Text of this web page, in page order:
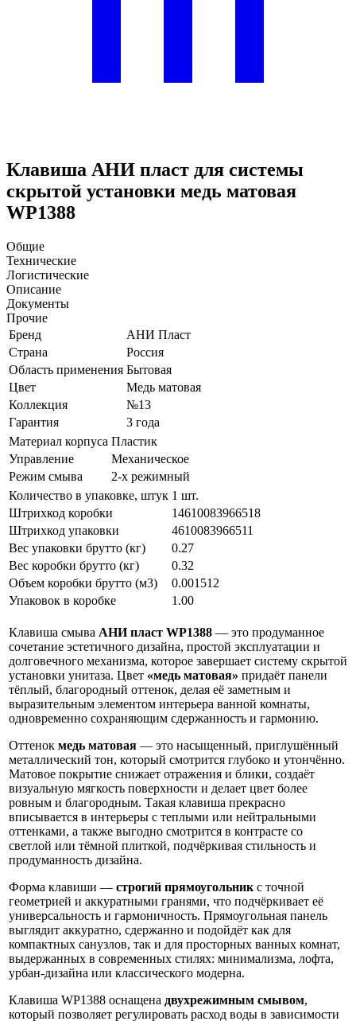
Клавиша АНИ пласт для системы
скрытой установки медь матовая
WP1388
Общие
Технические
Логистические
Описание
Документы
Прочие
Бренд
АНИ Пласт
Страна
Россия
Область применения Бытовая
Цвет
Медь матовая
Коллекция
№13
Гарантия
3 года
Материал корпуса Пластик
Управление
Механическое
Режим смыва
2-х режимный
Количество в упаковке, штук 1 шт.
Штрихкод коробки
14610083966518
Штрихкод упаковки
4610083966511
Вес упаковки брутто (кг)
0.27
Вес коробки брутто (кг)
0.32
Объем коробки брутто (м3)
0.001512
Упаковок в коробке
1.00
Клавиша смыва АНИ пласт WP1388 — это продуманное
сочетание эстетичного дизайна, простой эксплуатации и
долговечного механизма, которое завершает систему скрытой
установки унитаза. Цвет «медь матовая» придаёт панели
тёплый, благородный оттенок, делая её заметным и
выразительным элементом интерьера ванной комнаты,
одновременно сохраняющим сдержанность и гармонию.
Оттенок медь матовая — это насыщенный, приглушённый
металлический тон, который смотрится глубоко и утончённо.
Матовое покрытие снижает отражения и блики, создаёт
визуальную мягкость поверхности и делает цвет более
ровным и благородным. Такая клавиша прекрасно
вписывается в интерьеры с теплыми или нейтральными
оттенками, а также выгодно смотрится в контрасте со
светлой или тёмной плиткой, подчёркивая стильность и
продуманность дизайна.
Форма клавиши — строгий прямоугольник с точной
геометрией и аккуратными гранями, что подчёркивает её
универсальность и гармоничность. Прямоугольная панель
выглядит аккуратно, сдержанно и подойдёт как для
компактных санузлов, так и для просторных ванных комнат,
выдержанных в современных стилях: минимализма, лофта,
урбан-дизайна или классического модерна.
Клавиша WP1388 оснащена двухрежимным смывом,
который позволяет регулировать расход воды в зависимости